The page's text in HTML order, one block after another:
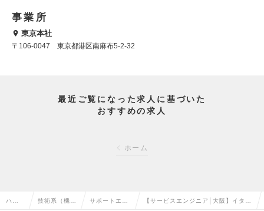
事業所
東京本社
〒106-0047 東京都港区南麻布5-2-32
最近ご覧になった求人に基づいた
おすすめの求人
ホーム
ハイ 技術系（機 サポートエン 【サービスエンジニア│大阪】イタリ